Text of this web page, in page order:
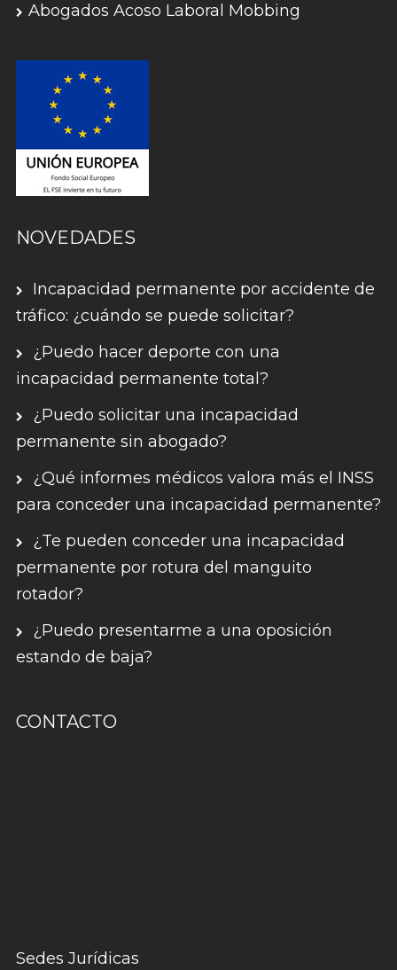
Abogados Acoso Laboral Mobbing
NOVEDADES
Incapacidad permanente por accidente de
tráfico: ¿cuándo se puede solicitar?
¿Puedo hacer deporte con una
incapacidad permanente total?
¿Puedo solicitar una incapacidad
permanente sin abogado?
¿Qué informes médicos valora más el INSS
para conceder una incapacidad permanente?
¿Te pueden conceder una incapacidad
permanente por rotura del manguito
rotador?
¿Puedo presentarme a una oposición
estando de baja?
CONTACTO
Sedes Jurídicas